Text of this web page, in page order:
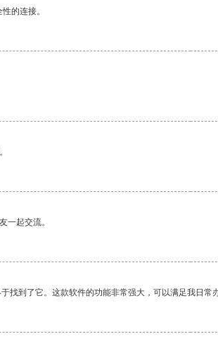
的连接。
一起交流。
找到了它。这款软件的功能非常强大，可以满足我日